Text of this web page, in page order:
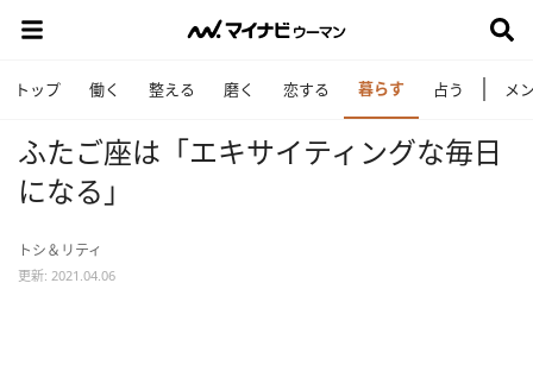
トップ 働く 整える 磨く 恋する 暮らす 占う メ
ふたご座は「エキサイティングな毎日
になる」
トシ＆リティ
更新: 2021.04.06